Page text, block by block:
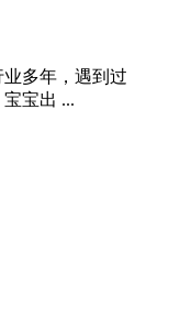
多年，遇到过
宝出 ...